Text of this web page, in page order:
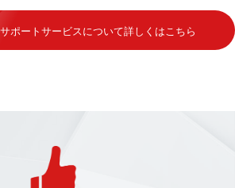
ポートサービスについて詳しくはこちら